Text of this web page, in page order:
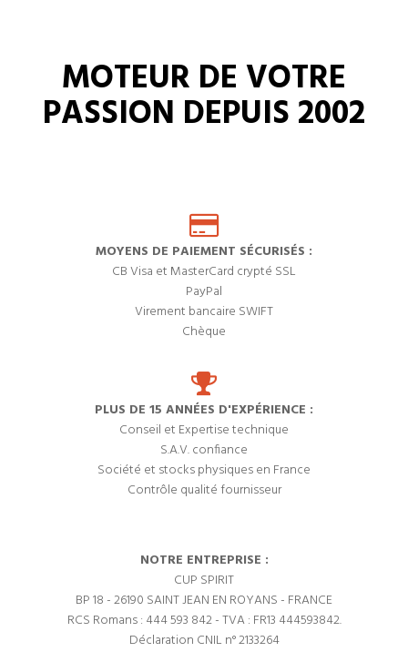
MOTEUR DE VOTRE
PASSION DEPUIS 2002
MOYENS DE PAIEMENT SÉCURISÉS :
CB Visa et MasterCard crypté SSL
PayPal
Virement bancaire SWIFT
Chèque
PLUS DE 15 ANNÉES D'EXPÉRIENCE :
Conseil et Expertise technique
S.A.V. confiance
Société et stocks physiques en France
Contrôle qualité fournisseur
NOTRE ENTREPRISE :
CUP SPIRIT
BP 18 - 26190 SAINT JEAN EN ROYANS - FRANCE
RCS Romans : 444 593 842 - TVA : FR13 444593842.
Déclaration CNIL n° 2133264